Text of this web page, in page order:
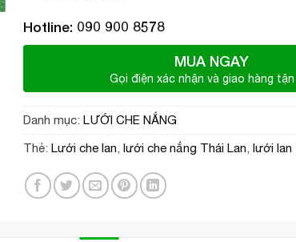
Hotline: 090 900 8578
MUA NGAY
Gọi điện xác nhận và giao hàng
Danh mục: LƯỚI CHE NẮNG
Thẻ: Lưới che lan, lưới che nắng Thái Lan, lưới lan